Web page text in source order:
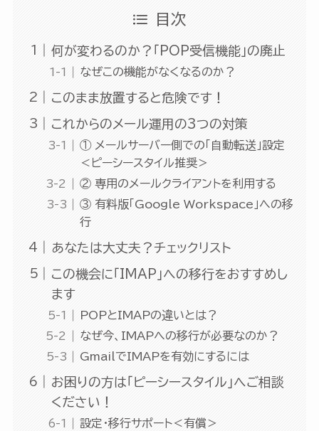
目次
何が変わるのか？「POP受信機能」の廃止
なぜこの機能がなくなるのか？
このまま放置すると危険です！
これからのメール運用の3つの対策
① メールサーバー側での「自動転送」設定
＜ピーシースタイル推奨＞
② 専用のメールクライアントを利用する
③ 有料版「Google Workspace」への移
行
あなたは大丈夫？チェックリスト
この機会に「IMAP」への移行をおすすめし
ます
POPとIMAPの違いとは？
なぜ今、IMAPへの移行が必要なのか？
GmailでIMAPを有効にするには
お困りの方は「ピーシースタイル」へご相談
ください！
設定・移行サポート＜有償＞